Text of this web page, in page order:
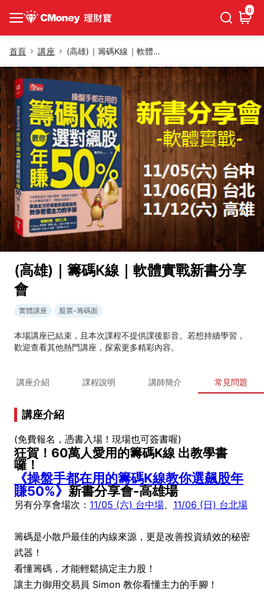
0
首頁 講座 (高雄)｜籌碼K線｜軟體實戰新書分享會
(高雄)｜籌碼K線｜軟體實戰新書分享
會
實體講座 股票-籌碼面
本場講座已結束，且本次課程不提供課後影音。若想持續學習，
歡迎查看其他熱門講座，探索更多精彩內容。
講座介紹 課程說明 講師簡介 常見問題
講座介紹
(免費報名，憑書入場！現場也可簽書喔)
狂賀！60萬人愛用的籌碼K線 出教學書
囉！
《操盤手都在用的籌碼K線教你選飆股年
賺50%》 新書分享會-高雄場
另有分享會場次： 11/05 (六) 台中場、 11/06 (日) 台北場
籌碼是小散戶最佳的內線來源，更是改善投資績效的秘密
武器！
看懂籌碼，才能輕鬆搞定主力股！
讓主力御用交易員 Simon 教你看懂主力的手腳！